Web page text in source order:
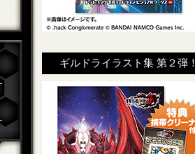
ギルドライラスト集 第２弾！